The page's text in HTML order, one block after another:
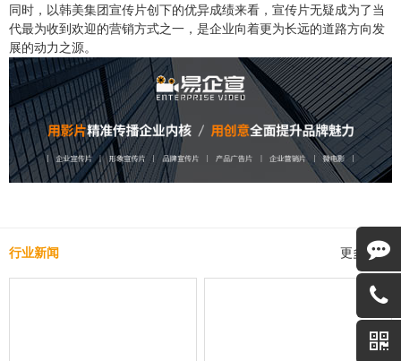
同时，以韩美集团宣传片创下的优异成绩来看，宣传片无疑成为了当
代最为收到欢迎的营销方式之一，是企业向着更为长远的道路方向发
展的动力之源。
行业新闻 更多